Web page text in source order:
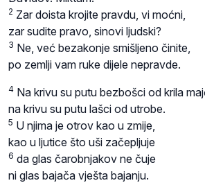
2 Zar doista krojite pravdu, vi moćni,
zar sudite pravo, sinovi ljudski?
3 Ne, već bezakonje smišljeno činite,
po zemlji vam ruke dijele nepravde.
4 Na krivu su putu bezbošci od krila
na krivu su putu lašci od utrobe.
5 U njima je otrov kao u zmije,
kao u ljutice što uši začepljuje
6 da glas čarobnjakov ne čuje
ni glas bajača vješta bajanju.